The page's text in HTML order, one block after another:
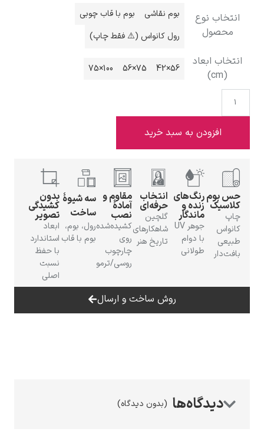
کامی پیسارو
ادوارد هاپر
ادگار دگا
بوم نقاشی
بوم با قاب چوبی
رول کانواس (⚠️ فقط چاپ)
75×56
100×75
به سبد خرید
جوهر UV
انتخاب
حرفه‌ای
گلچین
شاهکارهای
تاریخ هنر
مقاوم و
آمادهٔ
نصب
کشیده‌شده
روی
چارچوب
سه شیوهٔ
ساخت
رول، بوم،
بوم با قاب
بدون
کشیدگی
تصویر
ابعاد
استاندارد
با حفظ
نسبت
روش ساخت و ارسال
(بدون دیدگاه)